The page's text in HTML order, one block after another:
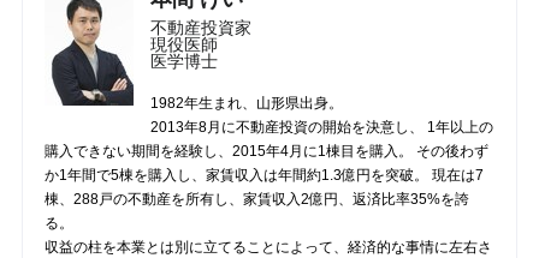
不動産投資家
現役医師
医学博士
1982年生まれ、山形県出身。
2013年8月に不動産投資の開始を決意し、 1年以上の
購入できない期間を経験し、2015年4月に1棟目を購入。 その後わず
か1年間で5棟を購入し、家賃収入は年間約1.3億円を突破。 現在は7
棟、288戸の不動産を所有し、家賃収入2億円、返済比率35%を誇
る。
収益の柱を本業とは別に立てることによって、経済的な事情に左右さ